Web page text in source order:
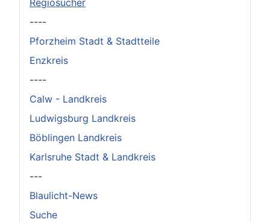
Regiosucher
----
Pforzheim Stadt & Stadtteile
Enzkreis
----
Calw - Landkreis
Ludwigsburg Landkreis
Böblingen Landkreis
Karlsruhe Stadt & Landkreis
---
Blaulicht-News
Suche